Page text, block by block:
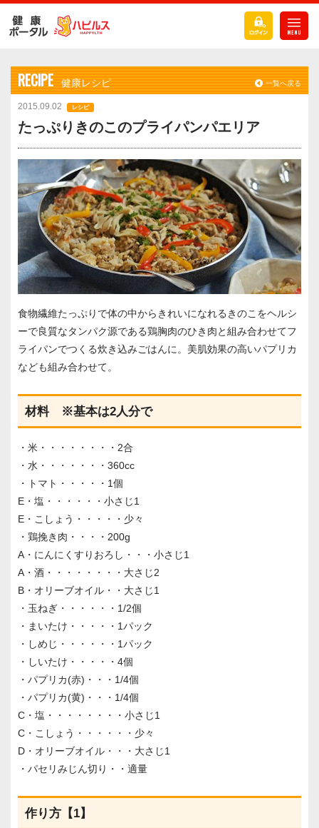
RECIPE 健康レシピ 一覧へ戻る
2015.09.02 レシピ
たっぷりきのこのプライパンパエリア
食物繊維たっぷりで体の中からきれいになれるきのこをヘルシ
ーで良質なタンパク源である鶏胸肉のひき肉と組み合わせてフ
ライパンでつくる炊き込みごはんに。美肌効果の高いパプリカ
なども組み合わせて。
材料 ※基本は2人分で
・米・・・・・・・・2合
・水・・・・・・・360cc
・トマト・・・・・1個
E・塩・・・・・・小さじ1
E・こしょう・・・・・少々
・鶏挽き肉・・・・200g
A・にんにくすりおろし・・・小さじ1
A・酒・・・・・・・・大さじ2
B・オリーブオイル・・大さじ1
・玉ねぎ・・・・・・1/2個
・まいたけ・・・・・1パック
・しめじ・・・・・・1パック
・しいたけ・・・・・4個
・パプリカ(赤)・・・1/4個
・パプリカ(黄)・・・1/4個
C・塩・・・・・・・・小さじ1
C・こしょう・・・・・・少々
D・オリーブオイル・・・大さじ1
・パセリみじん切り・・適量
作り方【1】